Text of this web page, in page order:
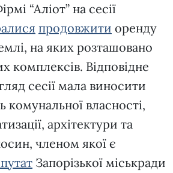
“Аліот” на сесії
продовжити оренду
на яких розташовано
комплексів. Відповідне
сесії мала виносити
комунальної власності,
архітектури та
членом якої є
Запорізької міськради